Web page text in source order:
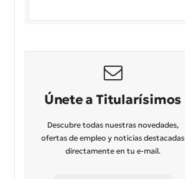
Únete a Titularísimos
Descubre todas nuestras novedades,
ofertas de empleo y noticias destacadas
directamente en tu e-mail.